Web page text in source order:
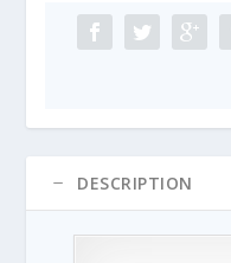
DESCRIPTION